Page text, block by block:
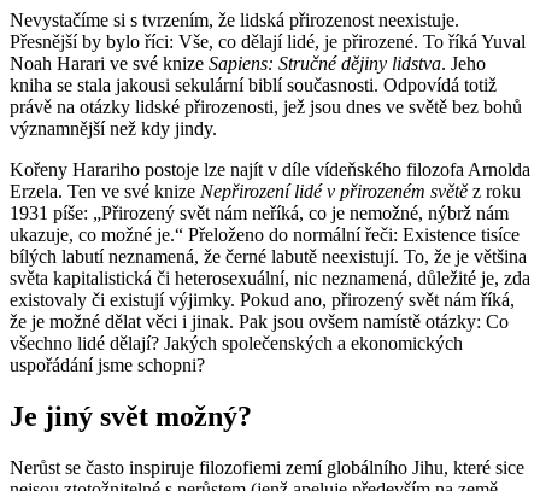
Nevystačíme si s tvrzením, že lidská přirozenost neexistuje.
Přesnější by bylo říci: Vše, co dělají lidé, je přirozené. To říká Yuval
Noah Harari ve své knize Sapiens: Stručné dějiny lidstva. Jeho
kniha se stala jakousi sekulární biblí současnosti. Odpovídá totiž
právě na otázky lidské přirozenosti, jež jsou dnes ve světě bez bohů
významnější než kdy jindy.
Kořeny Harariho postoje lze najít v díle vídeňského filozofa Arnolda
Erzela. Ten ve své knize Nepřirození lidé v přirozeném světě z roku
1931 píše: „Přirozený svět nám neříká, co je nemožné, nýbrž nám
ukazuje, co možné je.“ Přeloženo do normální řeči: Existence tisíce
bílých labutí neznamená, že černé labutě neexistují. To, že je většina
světa kapitalistická či heterosexuální, nic neznamená, důležité je, zda
existovaly či existují výjimky. Pokud ano, přirozený svět nám říká,
že je možné dělat věci i jinak. Pak jsou ovšem namístě otázky: Co
všechno lidé dělají? Jakých společenských a ekonomických
uspořádání jsme schopni?
Je jiný svět možný?
Nerůst se často inspiruje filozofiemi zemí globálního Jihu, které sice